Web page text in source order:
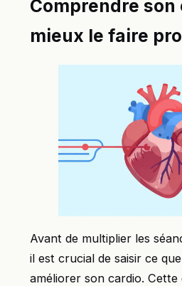
Comprendre
mieux le faire
Avant de multiplier les
il est crucial de saisir ce
améliorer son cardio.